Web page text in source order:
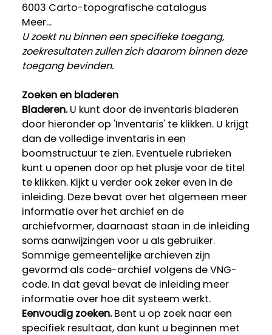
6003 Carto-topografische catalogus
Meer...
U zoekt nu binnen een specifieke toegang,
zoekresultaten zullen zich daarom binnen deze
toegang bevinden.
Zoeken en bladeren
Bladeren.U kunt door de inventaris bladeren
door hieronder op 'Inventaris' te klikken. U krijgt
dan de volledige inventaris in een
boomstructuur te zien. Eventuele rubrieken
kunt u openen door op het plusje voor de titel
te klikken. Kijkt u verder ook zeker even in de
inleiding. Deze bevat over het algemeen meer
informatie over het archief en de
archiefvormer, daarnaast staan in de inleiding
soms aanwijzingen voor u als gebruiker.
Sommige gemeentelijke archieven zijn
gevormd als code-archief volgens de VNG-
code. In dat geval bevat de inleiding meer
informatie over hoe dit systeem werkt.
Eenvoudig zoeken.Bent u op zoek naar een
specifiek resultaat, dan kunt u beginnen met